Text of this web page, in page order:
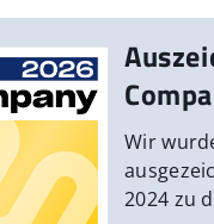
Wir
2024 zu